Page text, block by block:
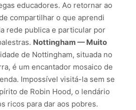
educadores. Ao retornar ao
compartilhar o que aprendi
rede publica e particular por
Nottingham — Muito
de Nottingham, situada no
é um encantador mosaico de
Impossível visitá-la sem se
de Robin Hood, o lendário
ricos para dar aos pobres.